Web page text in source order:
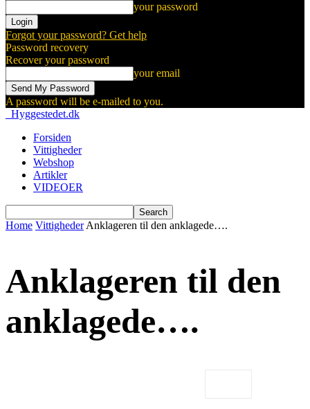
your password
Forgot your password? Get help
Password recovery
Recover your password
your email
A password will be e-mailed to you.
Hyggestedet.dk
Forsiden
Vittigheder
Webshop
Artikler
VIDEOER
Home Vittigheder Anklageren til den anklagede….
Anklageren til den
anklagede….